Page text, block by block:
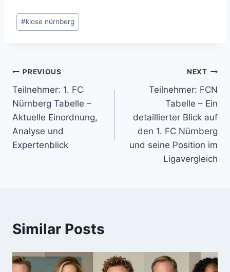
Post
Tags:
#klose nürnberg
Post
navigation
PREVIOUS
Teilnehmer: 1. FC
Nürnberg Tabelle –
Aktuelle Einordnung,
Analyse und
Expertenblick
NEXT
Teilnehmer: FCN
Tabelle – Ein
detaillierter Blick auf
den 1. FC Nürnberg
und seine Position im
Ligavergleich
Similar Posts